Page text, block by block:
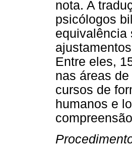
nota. A
psicólogos
equivalência
Entre eles,
nas áreas
cursos de
humanos e